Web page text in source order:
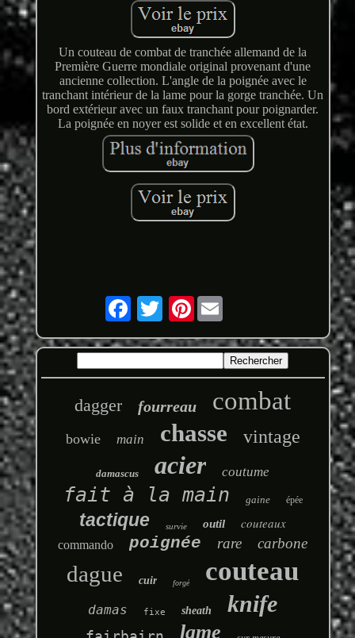
Un couteau de combat de tranchée allemand de la
Première Guerre mondiale original provenant d'une
ancienne collection. L'angle de la poignée avec le
tranchant intérieur de la lame pour la gorge tranchée. Un
bord extérieur avec un faux tranchant pour poignarder.
La poignée en noyer est solide et en excellent état.
Pinterest
dagger fourreau combat
bowie main chasse vintage
damascus acier coutume
fait à la main gaine épée
tactique survie outil couteaux
commando poignée rare carbone
dague cuir forgé couteau
damas fixe sheath knife
lame